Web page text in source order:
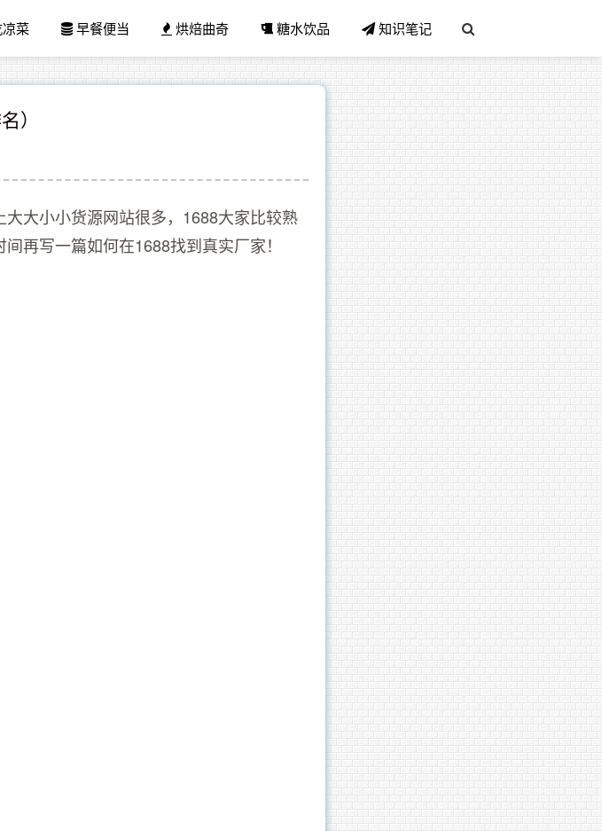
菜 早餐便当 烘焙曲奇 糖水饮品 知识笔记
）
大小小货源网站很多，1688大家比较熟
再写一篇如何在1688找到真实厂家！